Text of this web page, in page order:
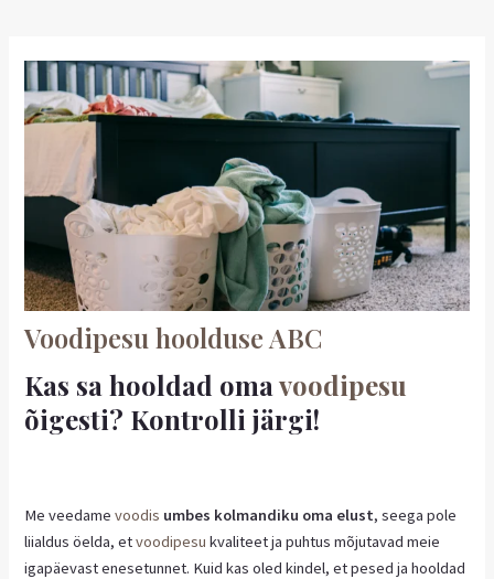
Voodipesu hoolduse ABC
Kas sa hooldad omavoodipesu
õigesti? Kontrolli järgi!
Me veedamevoodis umbes kolmandiku oma elust, seega pole
liialdus öelda, etvoodipesu kvaliteet ja puhtus mõjutavad meie
igapäevast enesetunnet. Kuid kas oled kindel, et pesed ja hooldad